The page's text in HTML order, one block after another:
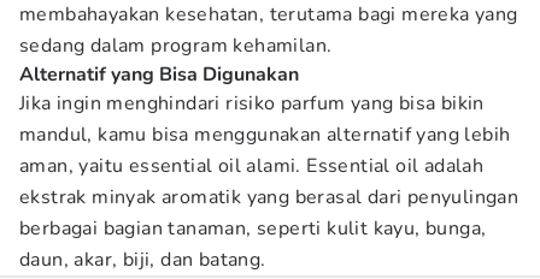
membahayakan kesehatan, terutama bagi mereka yang
sedang dalam program kehamilan.
Alternatif yang Bisa Digunakan
Jika ingin menghindari risiko parfum yang bisa bikin
mandul, kamu bisa menggunakan alternatif yang lebih
aman, yaitu essential oil alami. Essential oil adalah
ekstrak minyak aromatik yang berasal dari penyulingan
berbagai bagian tanaman, seperti kulit kayu, bunga,
daun, akar, biji, dan batang.